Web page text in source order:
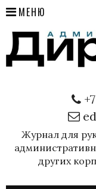
МЕНЮ
Журнал для
других